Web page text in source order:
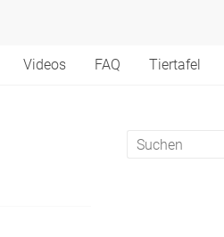
Videos FAQ Tiertafel